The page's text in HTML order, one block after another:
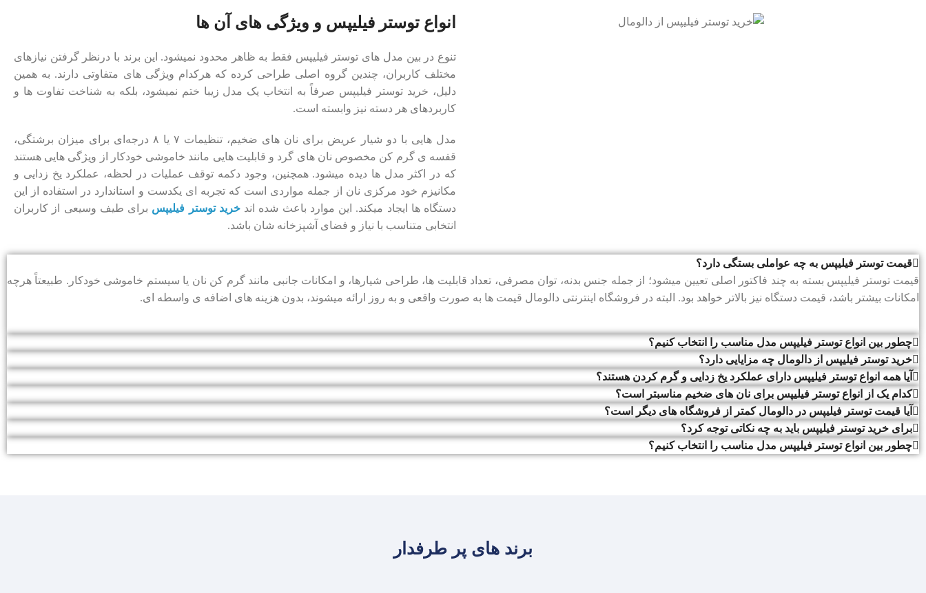
انواع توستر فیلیپس و ویژگی ‌های آن‌ ها
تنوع در بین مدل ‌های توستر فیلیپس فقط به ظاهر محدود نمیشود. این برند با درنظر گرفتن نیازهای
مختلف کاربران، چندین گروه اصلی طراحی کرده که هرکدام ویژگی ‌های متفاوتی دارند. به همین
دلیل، خرید توستر فیلیپس صرفاً به انتخاب یک مدل زیبا ختم نمیشود، بلکه به شناخت تفاوت ‌ها و
کاربردهای هر دسته نیز وابسته است.
مدل‌ هایی با دو شیار عریض برای نان‌ های ضخیم، تنظیمات ۷ یا ۸ درجه‌ای برای میزان برشتگی،
قفسه‌ ی گرم‌ کن مخصوص نان‌ های گرد و قابلیت‌ هایی مانند خاموشی خودکار از ویژگی ‌هایی هستند
که در اکثر مدل‌ ها دیده میشود. همچنین، وجود دکمه توقف عملیات در لحظه، عملکرد یخ ‌زدایی و
مکانیزم خود مرکزی نان از جمله مواردی ا‌ست که تجربه ‌ای یکدست و استاندارد در استفاده از این
دستگاه ‌ها ایجاد میکند. این موارد باعث شده‌ اندخرید توستر فیلیپس برای طیف وسیعی از کاربران
انتخابی متناسب با نیاز و فضای آشپزخانه ‌شان باشد.
قیمت توستر فیلیپس به چه عواملی بستگی دارد؟
قیمت توستر فیلیپس بسته به چند فاکتور اصلی تعیین میشود؛ از جمله جنس بدنه، توان مصرفی، تعداد قابلیت ‌ها، طراحی شیارها، و امکانات جانبی مانند گرم‌ کن نان یا سیستم خاموشی خودکار. طبیعتاً هرچه
امکانات بیشتر باشد، قیمت دستگاه نیز بالاتر خواهد بود. البته در فروشگاه اینترنتی دالومال قیمت ‌ها به ‌صورت واقعی و به ‌روز ارائه میشوند، بدون هزینه ‌های اضافه ‌ی واسطه ‌ای.
چطور بین انواع توستر فیلیپس مدل مناسب را انتخاب کنیم؟
خرید توستر فیلیپس از دالومال چه مزایایی دارد؟
آیا همه انواع توستر فیلیپس دارای عملکرد یخ ‌زدایی و گرم‌ کردن هستند؟
کدام یک از انواع توستر فیلیپس برای نان ‌های ضخیم مناسبتر است؟
آیا قیمت توستر فیلیپس در دالومال کمتر از فروشگاه ‌های دیگر است؟
برای خرید توستر فیلیپس باید به چه نکاتی توجه کرد؟
چطور بین انواع توستر فیلیپس مدل مناسب را انتخاب کنیم؟
برند های پر طرفدار